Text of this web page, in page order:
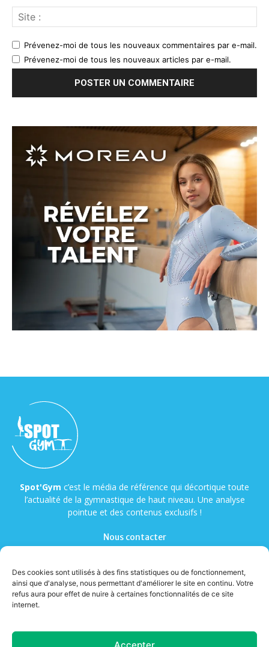
Des cookies sont utilisés à des fins statistiques ou de fonctionnement,
ainsi que d'analyse, nous permettant d'améliorer le site en continu. Votre
refus aura pour effet de nuire à certaines fonctionnalités de ce site
internet.
Accepter
Prévenez-moi de tous les nouveaux commentaires par e-mail.
Prévenez-moi de tous les nouveaux articles par e-mail.
Spot'Gym c’est le média de référence qui décortique toute
l’actualité de la gymnastique de haut niveau. Une analyse
pointue et des contenus exclusifs !
Nous contacter